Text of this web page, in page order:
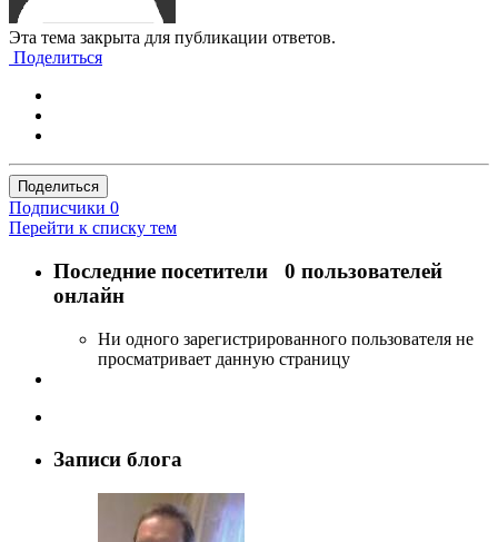
Эта тема закрыта для публикации ответов.
Поделиться
Поделиться
Подписчики 0
Перейти к списку тем
Последние посетители 0 пользователей
онлайн
Ни одного зарегистрированного пользователя не
просматривает данную страницу
Записи блога